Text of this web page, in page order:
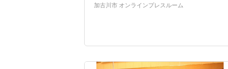
井上慶太九段
門下生
歴代最年少
加古川市 オンラインプレスルーム